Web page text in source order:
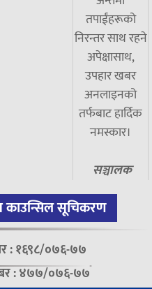
तपाईंहरूको
निरन्तर साथ रहने
अपेक्षासाथ,
उपहार खबर
अनलाइनको
तर्फबाट हार्दिक
नमस्कार।
सञ्चालक
काउन्सिल सूचिकरण
: १६९८/०७६-७७
: ४७७/०७६-७७